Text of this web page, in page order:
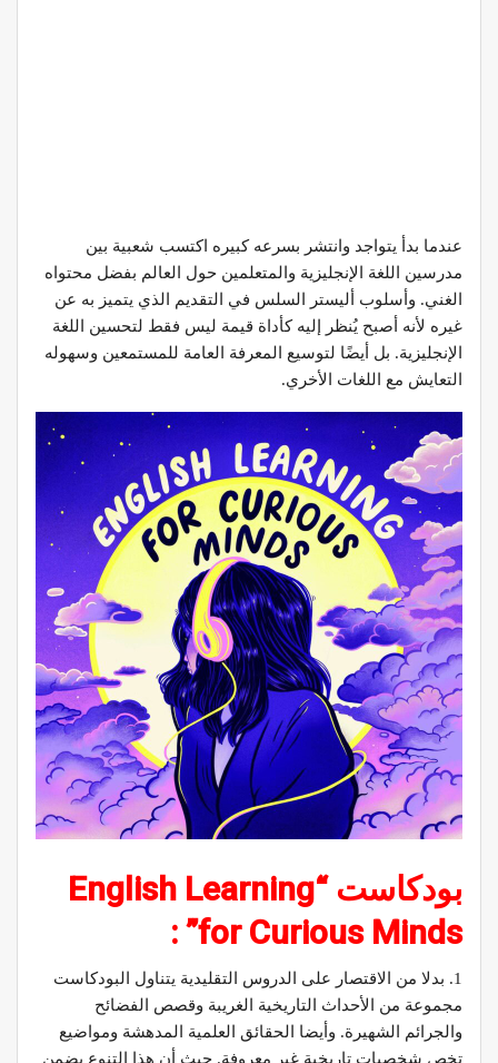
عندما بدأ يتواجد وانتشر بسرعه كبيره اكتسب شعبية بين
مدرسين اللغة الإنجليزية والمتعلمين حول العالم بفضل محتواه
الغني. وأسلوب أليستر السلس في التقديم الذي يتميز به عن
غيره لأنه أصبح يُنظر إليه كأداة قيمة ليس فقط لتحسين اللغة
الإنجليزية. بل أيضًا لتوسيع المعرفة العامة للمستمعين وسهوله
التعايش مع اللغات الأخري.
بودكاست “English Learning
for Curious Minds” :
1. بدلا من الاقتصار على الدروس التقليدية يتناول البودكاست
مجموعة من الأحداث التاريخية الغريبة وقصص الفضائح
والجرائم الشهيرة. وأيضا الحقائق العلمية المدهشة ومواضيع
تخص شخصيات تاريخية غير معروفة. حيث أن هذا التنوع يضمن